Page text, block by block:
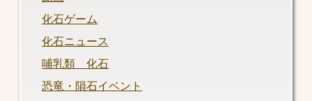
化石ゲーム
化石ニュース
哺乳類 化石
恐竜・隕石イベント